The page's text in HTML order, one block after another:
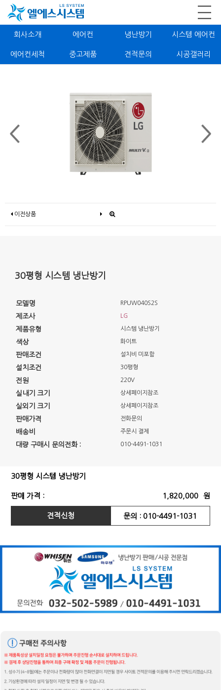
회사소개 에어컨 냉난방기 시스템 에어컨
에어컨세척 중고제품 견적문의 시공갤러리
이전상품
30평형 시스템 냉난방기
모델명 RPUW040S2S
제조사 LG
제품유형 시스템 냉난방기
색상 화이트
판매조건 설치비 미포함
설치조건 30평형
전원 220V
실내기 크기 상세페이지참조
실외기 크기 상세페이지참조
판매가격 전화문의
배송비 주문시 결제
대량 구매시 문의전화 : 010-4491-1031
30평형 시스템 냉난방기
판매 가격 : 원
1,820,000
견적신청 문의 : 010-4491-1031